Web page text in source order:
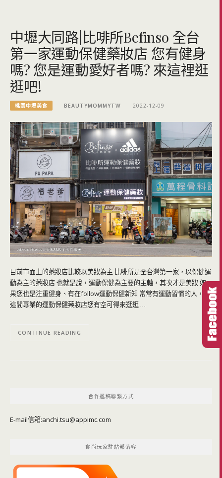
中壢大同路|比啡所Befinso 全台
第一家運動保健藥妝店 您有健身
嗎? 您是運動愛好者嗎? 來這裡逛
逛吧!
桃園中壢美食 BEAUTYMOMMYTW 2022-12-09
目前市面上的藥妝店比較以美妝為主 比啡所是全台灣第一家，以保健運
動為主的藥妝店 也就是說，運動保健為主要的主軸，其次才是美妝 如
果您也是注重健身、有在follow運動保健新知 常常有運動習慣的人，那
這間專業的運動保健藥妝店您有空可得來逛逛 …
CONTINUE READING
合作邀稿聯繫方式
E-mail信箱:anchi.tsu@appimc.com
食尚玩家駐站部落客